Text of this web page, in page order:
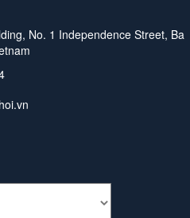
No. 1 Independence Street, Ba